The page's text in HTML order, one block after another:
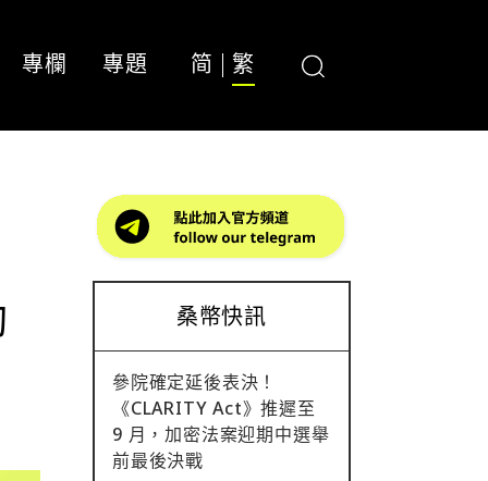
專欄 專題 简 繁
桑幣快訊
參院確定延後表決！
《CLARITY Act》推遲至
9 月，加密法案迎期中選舉
前最後決戰